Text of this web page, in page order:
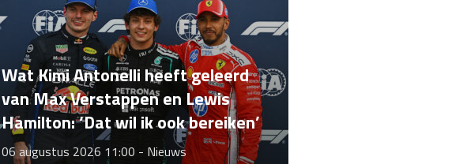
Wat Kimi Antonelli heeft geleerd
van Max Verstappen en Lewis
Hamilton: ‘Dat wil ik ook bereiken’
06 augustus 2026 11:00 - Nieuws